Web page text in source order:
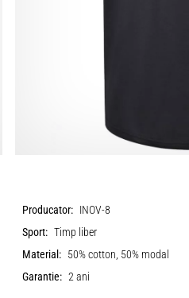
Producator: INOV-8
Sport: Timp liber
Material: 50% cotton, 50% modal
Garantie: 2 ani